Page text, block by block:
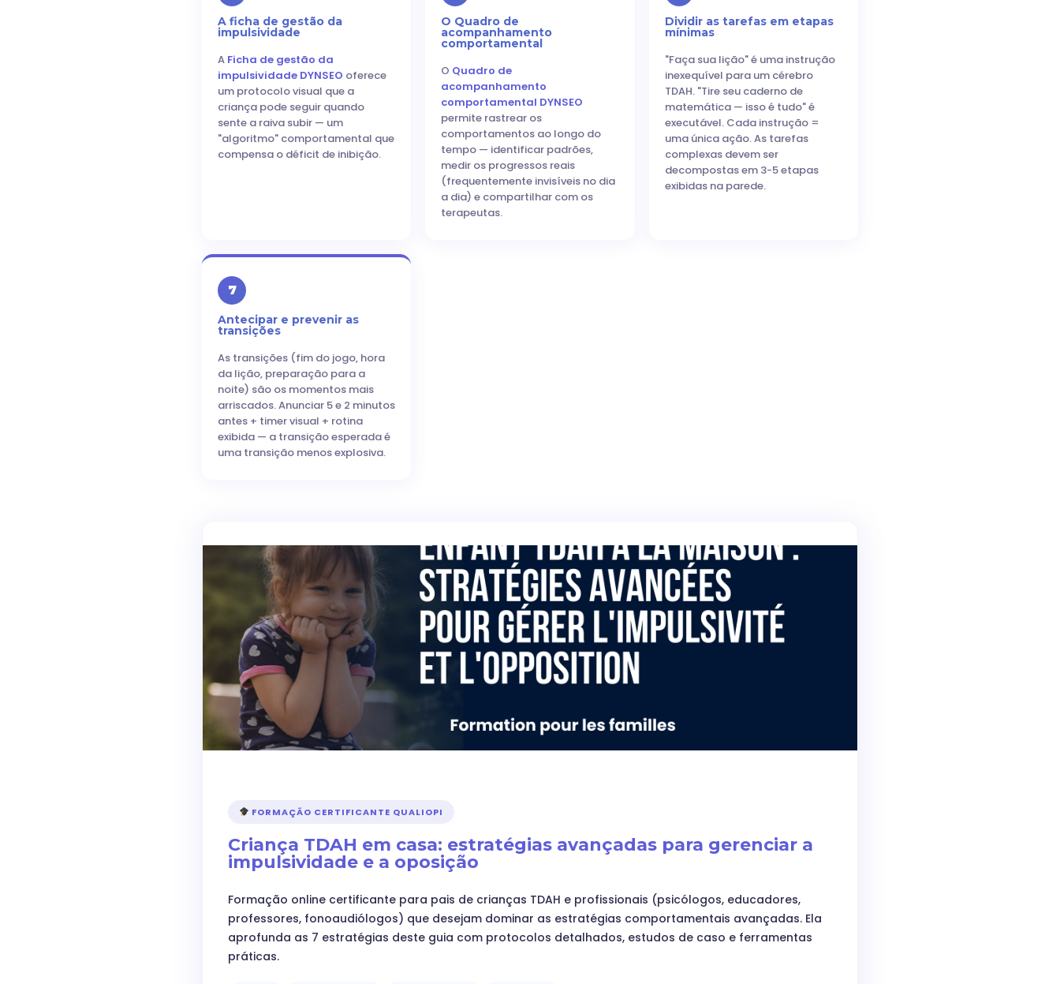
A ficha de gestão da
impulsividade
A Ficha de gestão da
impulsividade DYNSEO oferece
um protocolo visual que a
criança pode seguir quando
sente a raiva subir — um
"algoritmo" comportamental que
compensa o déficit de inibição.
O Quadro de
acompanhamento
comportamental
O Quadro de
acompanhamento
comportamental DYNSEO
permite rastrear os
comportamentos ao longo do
tempo — identificar padrões,
medir os progressos reais
(frequentemente invisíveis no dia
a dia) e compartilhar com os
terapeutas.
Dividir as tarefas em etapas
mínimas
"Faça sua lição" é uma instrução
inexequível para um cérebro
TDAH. "Tire seu caderno de
matemática — isso é tudo" é
executável. Cada instrução =
uma única ação. As tarefas
complexas devem ser
decompostas em 3-5 etapas
exibidas na parede.
7
Antecipar e prevenir as
transições
As transições (fim do jogo, hora
da lição, preparação para a
noite) são os momentos mais
arriscados. Anunciar 5 e 2 minutos
antes + timer visual + rotina
exibida — a transição esperada é
uma transição menos explosiva.
FORMAÇÃO CERTIFICANTE QUALIOPI
Criança TDAH em casa: estratégias avançadas para gerenciar a
impulsividade e a oposição
Formação online certificante para pais de crianças TDAH e profissionais (psicólogos, educadores,
professores, fonoaudiólogos) que desejam dominar as estratégias comportamentais avançadas. Ela
aprofunda as 7 estratégias deste guia com protocolos detalhados, estudos de caso e ferramentas
práticas.